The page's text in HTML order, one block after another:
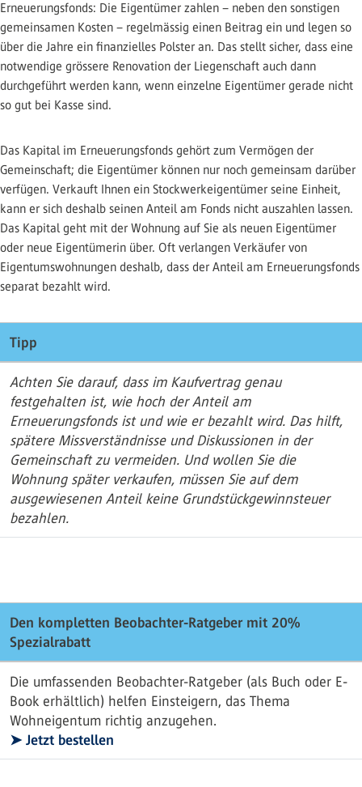
Erneuerungsfonds: Die Eigentümer zahlen – neben den sonstigen
gemeinsamen Kosten – regelmässig einen Beitrag ein und legen so
über die Jahre ein finanzielles Polster an. Das stellt sicher, dass eine
notwendige grössere Renovation der Liegenschaft auch dann
durchgeführt werden kann, wenn einzelne Eigentümer gerade nicht
so gut bei Kasse sind.
Das Kapital im Erneuerungsfonds gehört zum Vermögen der
Gemeinschaft; die Eigentümer können nur noch gemeinsam darüber
verfügen. Verkauft Ihnen ein Stockwerkeigentümer seine Einheit,
kann er sich deshalb seinen Anteil am Fonds nicht auszahlen lassen.
Das Kapital geht mit der Wohnung auf Sie als neuen Eigentümer
oder neue Eigentümerin über. Oft verlangen Verkäufer von
Eigentumswohnungen deshalb, dass der Anteil am Erneuerungsfonds
separat bezahlt wird.
Tipp
Achten Sie darauf, dass im Kaufvertrag genau
festgehalten ist, wie hoch der Anteil am
Erneuerungsfonds ist und wie er bezahlt wird. Das hilft,
spätere Missverständnisse und Diskussionen in der
Gemeinschaft zu vermeiden. Und wollen Sie die
Wohnung später verkaufen, müssen Sie auf dem
ausgewiesenen Anteil keine Grundstückgewinnsteuer
bezahlen.
Den kompletten Beobachter-Ratgeber mit 20%
Spezialrabatt
Die umfassenden Beobachter-Ratgeber (als Buch oder E-
Book erhältlich) helfen Einsteigern, das Thema
Wohneigentum richtig anzugehen.
➤ Jetzt bestellen